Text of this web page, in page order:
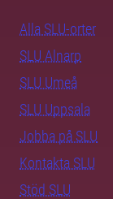
Alla SLU-orter
SLU Alnarp
SLU Umeå
SLU Uppsala
Jobba på SLU
Kontakta SLU
Stöd SLU